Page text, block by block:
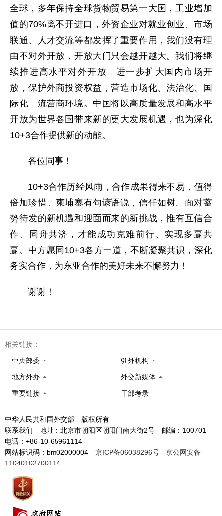
全球，多年保持全球货物贸易第一大国，工业增加
值的70%离不开进口，外资企业对就业创业、市场
联通、人才交流等都发挥了重要作用，我们没有理
由不对外开放，开放大门只会越开越大。我们将继
续推进高水平对外开放，进一步扩大国内市场开
放，保护外商投资权益，营造市场化、法治化、国
际化一流营商环境。中国将以高质量发展和高水平
开放为世界各国带来新的更大发展机遇，也为深化
10+3合作提供新的动能。
各位同事！
10+3合作历经风雨，合作成果得来不易，值得
倍加珍惜。柬埔寨有句谚语说，信任如树。面对蓄
势待发的新机遇和迎面而来的新挑战，惟有互信合
作、同舟共济，才能成功克难前行、实现多赢共
赢。中方愿同10+3各方一道，不断凝聚共识，深化
务实合作，为东亚合作的美好未来不懈努力！
谢谢！
相关链接：
中央部委 驻外机构
地方外办 外交新媒体
重要链接 干部考录
中华人民共和国外交部 版权所有
联系我们 地址：北京市朝阳区朝阳门南大街2号 邮编：100701
电话：+86-10-65961114
网站标识码：bm02000004 京ICP备06038296号
京公网安备
11040102700114